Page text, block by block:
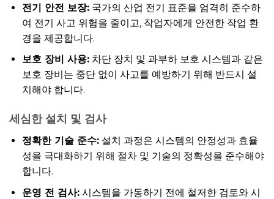
전기 안전 보장:국가의 산업 전기 표준을 엄격히 준수하
여 전기 사고 위험을 줄이고, 작업자에게 안전한 작업 환
경을 제공합니다.
보호 장비 사용:차단 장치 및 과부하 보호 시스템과 같은
보호 장비는 중단 없이 사고를 예방하기 위해 반드시 설
치해야 합니다.
세심한 설치 및 검사
정확한 기술 준수:설치 과정은 시스템의 안정성과 효율
성을 극대화하기 위해 절차 및 기술의 정확성을 준수해야
합니다.
운영 전 검사:시스템을 가동하기 전에 철저한 검토와 시